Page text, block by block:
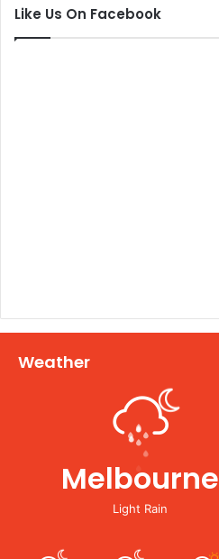
Like Us On Facebook
Weather
Melbourne
Light Rain